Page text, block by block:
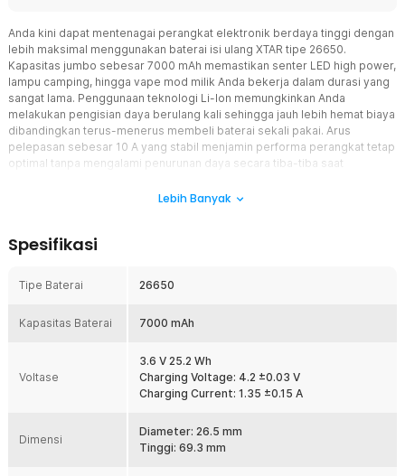
Anda kini dapat mentenagai perangkat elektronik berdaya tinggi dengan
lebih maksimal menggunakan baterai isi ulang XTAR tipe 26650.
Kapasitas jumbo sebesar 7000 mAh memastikan senter LED high power,
lampu camping, hingga vape mod milik Anda bekerja dalam durasi yang
sangat lama. Penggunaan teknologi Li-Ion memungkinkan Anda
melakukan pengisian daya berulang kali sehingga jauh lebih hemat biaya
dibandingkan terus-menerus membeli baterai sekali pakai. Arus
pelepasan sebesar 10 A yang stabil menjamin performa perangkat tetap
optimal tanpa mengalami penurunan daya secara tiba-tiba saat
bagi Anda yang membutuhkan ketahanan daya luar biasa sekaligus ingin
Fitur
Anda tidak perlu lagi merasa resah karena daya perangkat cepat
ulang XTAR ini. Kapasitas tinggi ini berfungsi memberikan suplai
hingga power bank DIY dalam jangka waktu yang jauh lebih lama.
Manfaatnya, aktivitas luar ruangan Anda seperti berkemah menjadi
lebih nyaman karena ketersediaan energi cadangan yang selalu
Sistem Isi Ulang yang Hemat dan Ekonomis
Baterai isi ulang XTAR dirancang agar dapat Anda isi ulang hingga
Lebih Banyak
Spesifikasi
Tipe Baterai 26650
Kapasitas Baterai 7000 mAh
Voltase
3.6 V 25.2 Wh
Charging Voltage: 4.2 ±0.03 V
Charging Current: 1.35 ±0.15 A
Dimensi
Diameter: 26.5 mm
Tinggi: 69.3 mm